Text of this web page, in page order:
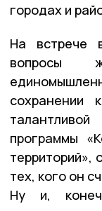
городах и
На встрече
вопросы
сохранении
программы
территорий»,
тех, кого он
Ну и,